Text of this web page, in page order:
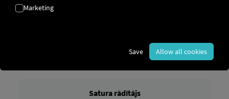
Die eigene E-Mail-Domain – So erstellen Sie Ihre
Satura rādītājs
Marketing
Save Allow all cookies